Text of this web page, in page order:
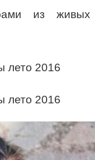
из живых